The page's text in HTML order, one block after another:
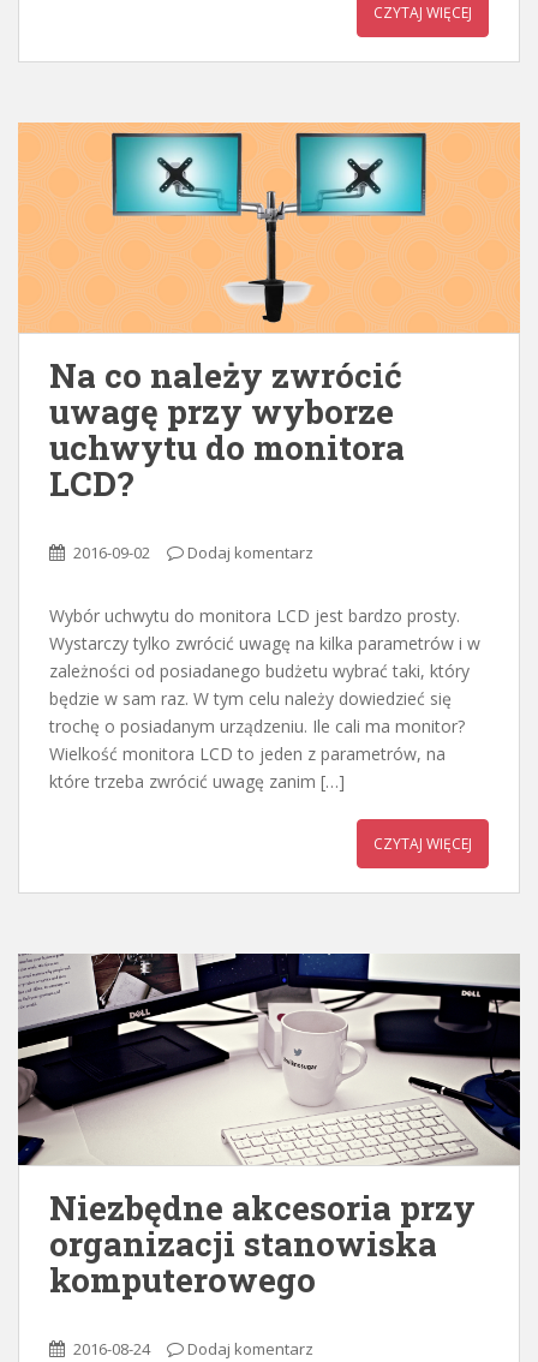
CZYTAJ WIĘCEJ
Na co należy zwrócić
uwagę przy wyborze
uchwytu do monitora
LCD?
2016-09-02 Dodaj komentarz
Wybór uchwytu do monitora LCD jest bardzo prosty.
Wystarczy tylko zwrócić uwagę na kilka parametrów i w
zależności od posiadanego budżetu wybrać taki, który
będzie w sam raz. W tym celu należy dowiedzieć się
trochę o posiadanym urządzeniu. Ile cali ma monitor?
Wielkość monitora LCD to jeden z parametrów, na
które trzeba zwrócić uwagę zanim […]
CZYTAJ WIĘCEJ
Niezbędne akcesoria przy
organizacji stanowiska
komputerowego
2016-08-24 Dodaj komentarz